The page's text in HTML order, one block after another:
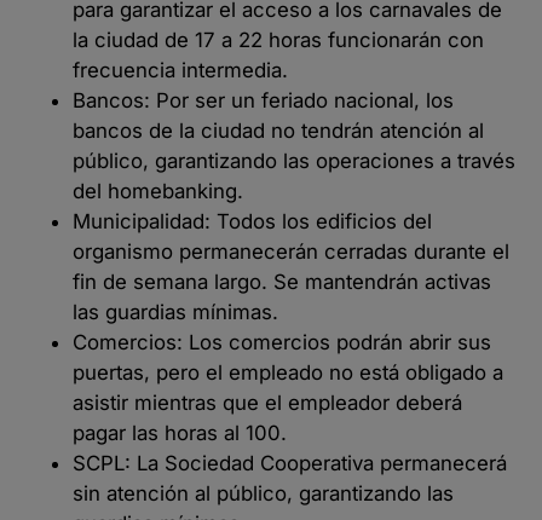
para garantizar el acceso a los carnavales de
la ciudad de 17 a 22 horas funcionarán con
frecuencia intermedia.
Bancos: Por ser un feriado nacional, los
bancos de la ciudad no tendrán atención al
público, garantizando las operaciones a través
del homebanking.
Municipalidad: Todos los edificios del
organismo permanecerán cerradas durante el
fin de semana largo. Se mantendrán activas
las guardias mínimas.
Comercios: Los comercios podrán abrir sus
puertas, pero el empleado no está obligado a
asistir mientras que el empleador deberá
pagar las horas al 100.
SCPL: La Sociedad Cooperativa permanecerá
sin atención al público, garantizando las